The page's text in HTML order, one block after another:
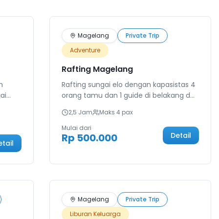
TerlarisMagelang
Private Trip
Adventure
Rafting Magelang
Rafting sungai elo dengan kapasistas 4
orang tamu dan 1 guide di belakang dari
meeting point, mulai dari parkir
kendaraan, ganti pakaian hingga
makan siang bersama.
2,5 Jam Maks 4 pax
Mulai dari
Rp 500.000 Detail
TerlarisMagelang
Private Trip
Liburan Keluarga